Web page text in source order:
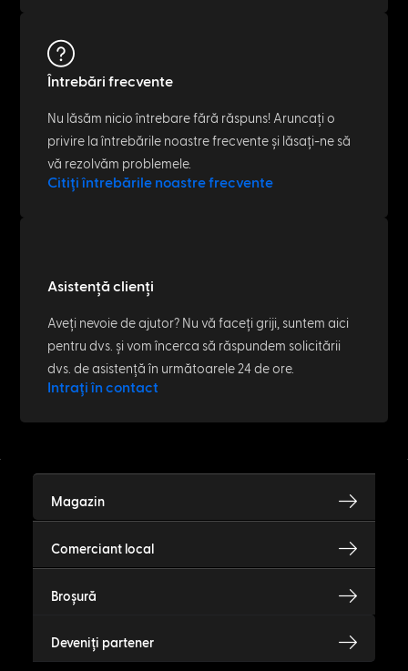
Întrebări frecvente
Nu lăsăm nicio întrebare fără răspuns! Aruncați o
privire la întrebările noastre frecvente și lăsați-ne să
vă rezolvăm problemele.
Citiți întrebările noastre frecvente
Asistență clienți
Aveți nevoie de ajutor? Nu vă faceți griji, suntem aici
pentru dvs. și vom încerca să răspundem solicitării
dvs. de asistență în următoarele 24 de ore.
Intrați în contact
Magazin
Comerciant local
Broșură
Deveniți partener